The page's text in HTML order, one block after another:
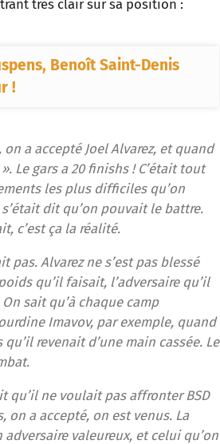
très clair sur sa position :
Benoît Saint-Denis
!
a accepté Joel Alvarez, et quand
Le gars a 20 finishs ! C’était tout
les plus difficiles qu’on
dit qu’on pouvait le battre.
c’est ça la réalité.
Alvarez ne s’est pas blessé
qu’il faisait, l’adversaire qu’il
On sait qu’à chaque camp
Imavov, par exemple, quand
revenait d’une main cassée. Le
qu’il ne voulait pas affronter BSD
on a accepté, on est venus. La
valeureux, et celui qu’on